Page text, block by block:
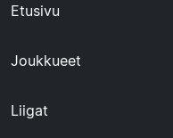
Etusivu
Joukkueet
Liigat